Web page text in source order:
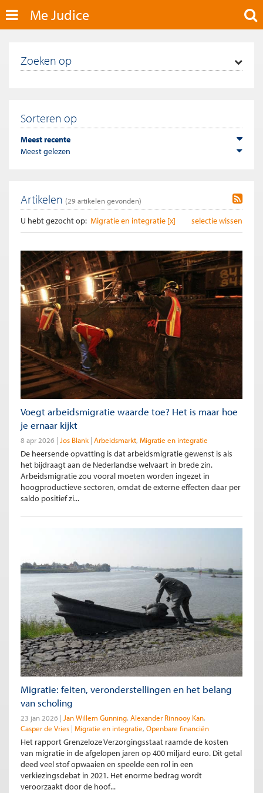
Me Judice
Zoeken op
Sorteren op
Meest recente
Meest gelezen
Artikelen (29artikelen gevonden)
U hebt gezocht op: selectie wissen
Migratie en integratie [x]
Voegt arbeidsmigratie waarde toe? Het is maar hoe
je ernaar kijkt
8 apr 2026 Jos Blank Arbeidsmarkt Migratie en integratie
De heersende opvatting is dat arbeidsmigratie gewenst is als
het bijdraagt aan de Nederlandse welvaart in brede zin.
Arbeidsmigratie zou vooral moeten worden ingezet in
hoogproductieve sectoren, omdat de externe effecten daar per
saldo positief zi...
Migratie: feiten, veronderstellingen en het belang
van scholing
23 jan 2026 Jan Willem Gunning Alexander Rinnooy Kan
Casper de Vries Migratie en integratie Openbare financiën
Het rapport Grenzeloze Verzorgingsstaat raamde de kosten
van migratie in de afgelopen jaren op 400 miljard euro. Dit getal
deed veel stof opwaaien en speelde een rol in een
verkiezingsdebat in 2021. Het enorme bedrag wordt
veroorzaakt door de hoof...